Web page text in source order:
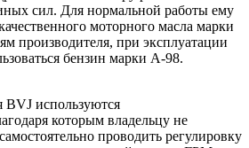
сил. Для нормальной работы ему
моторного масла марки
производителя, при эксплуатации
бензин марки А-98.
BVJ используются
которым владельцу не
проводить регулировку